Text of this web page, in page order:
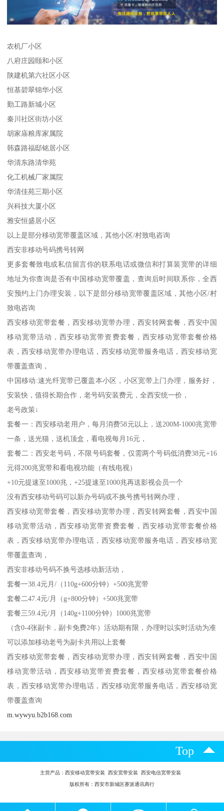
农机厂小区
八府庄园颐和小区
陕建机第六社区小区
恒基碧翠锦华小区
勤工路新城小区
秦川社区街坊小区
胡家庙粮库家属院
韩森路福邸铭居小区
华清东路清华苑
化工机械厂家属院
华清佳苑三期小区
兴科技大厦小区
雅安恒盛居小区
以上是部分移动宽带覆盖区域，其他小区/村致电咨询
西安非移动号码携号转网
更多套餐致电或私信留言你的联系电话或微信和打算装宽带的详细
地址为你查询是否有中国移动宽带覆盖，查询后时间联系你，全西
安预约上门办理安装，以下是部分移动宽带覆盖区域，其他小区/村
致电咨询
西安移动宽带套餐，西安移动宽带办理，西安转网套餐，西安中国
移动宽带活动，西安移动宽带资费套餐，西安移动宽带套餐价格
表，西安移动宽带办理电话，西安移动宽带服务电话，西安移动宽
带覆盖查询，
中国移动:速光纤宽带已覆盖本小区，小区宽带上门办理，服务好，
安装快，值得长期合作，老号码安装费元，全西安统一价，
老号政策↓
套餐一：西安移动老用户，每月消费58元以上，送200M-1000兆宽带
一条，送光猫，送机顶盒，看电视每月16元，
套餐二：西安老号码，不限号码套餐，仅需两个号码低消费38元+16
元得200兆宽带和看电视功能（有线电视）
+10元提速至1000兆，+25提速至1000兆再送影视会员一个
没有西安移动号码可以新办号码或不换号携号转网办理，
西安移动宽带套餐，西安移动宽带办理，西安转网套餐，西安中国
移动宽带活动，西安移动宽带资费套餐，西安移动宽带套餐价格
表，西安移动宽带办理电话，西安移动宽带服务电话，西安移动宽
带覆盖查询，
西安非移动号码不换号选移动新活动，
套餐一38.4元月/（110g+600分钟）+500兆宽带
套餐二47.4元/月（g+800分钟）+500兆宽带
套餐三59.4元/月（140g+1100分钟）1000兆宽带
（含0-4张副卡，副卡免费2年）活动期有限，办理时以实时活动为准
可以添加移动老号为副卡共用以上套餐
西安移动宽带套餐，西安移动宽带办理，西安转网套餐，西安中国
移动宽带活动，西安移动宽带资费套餐，西安移动宽带套餐价格
表，西安移动宽带办理电话，西安移动宽带服务电话，西安移动宽
带覆盖查询
m.wywyu.b2b168.com
Top
主营产品： 西安移动宽带安装 西安宽带安装 西安电信宽带安装
版权所有：西安市新城区赛派通讯商行